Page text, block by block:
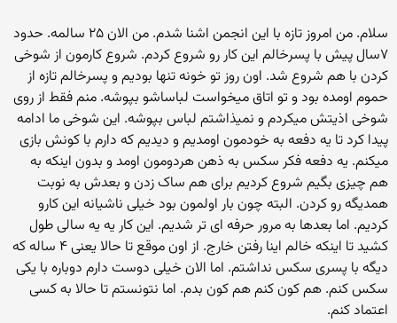
سلام. من امروز تازه با این انجمن اشنا شدم. من الان ۲۵ سالمه. حدود
۷سال پیش با پسرخالم این کار رو شروع کردم. شروع کارمون از شوخی
کردن با هم شروع شد. اون روز تو خونه تنها بودیم و پسرخالم تازه از
حموم اومده بود و تو اتاق میخواست لباساشو بپوشه. منم فقط از روی
شوخی اذیتش میکردم و نمیذاشتم لباس بپوشه. این شوخی ما ادامه
پیدا کرد تا یه دفعه به خودمون اومدیم و دیدیم که دارم با کونش بازی
میکنم. یه دفعه فکر سکس به ذهن هردومون اومد و بدون اینکه به
هم چیزی بگیم شروع کردیم برای هم ساک زدن و بعدش به نوبت
همدیگه رو کردن. البته چون بار اولمون بود خیلی ناشیانه این کارو
کردیم. اما بعدها به مرور حرفه ای تر شدیم. این کار یه یه سالی طول
کشید تا اینکه خالم اینا رفتن خارج. از اون موقع تا حالا یعنی ۴ ساله که
دیگه با پسری سکس نداشتم. اما الان خیلی دوست دارم دوباره با یکی
سکس کنم. هم کون کنم هم کون بدم. اما نتونستم تا حالا به کسی
اعتماد کنم.